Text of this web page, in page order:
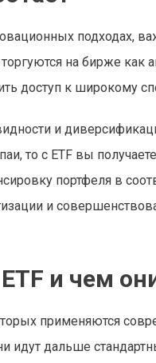
подходах,
на бирже как
доступ к широкому
и
то с ETF вы
портфеля в
и
и чем
применяются
дальше